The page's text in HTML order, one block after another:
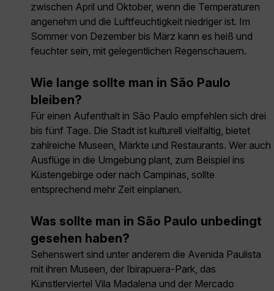
zwischen April und Oktober, wenn die Temperaturen
angenehm und die Luftfeuchtigkeit niedriger ist. Im
Sommer von Dezember bis März kann es heiß und
feuchter sein, mit gelegentlichen Regenschauern.
Wie lange sollte man in São Paulo
bleiben?
Für einen Aufenthalt in São Paulo empfehlen sich drei
bis fünf Tage. Die Stadt ist kulturell vielfältig, bietet
zahlreiche Museen, Märkte und Restaurants. Wer auch
Ausflüge in die Umgebung plant, zum Beispiel ins
Küstengebirge oder nach Campinas, sollte
entsprechend mehr Zeit einplanen.
Was sollte man in São Paulo unbedingt
gesehen haben?
Sehenswert sind unter anderem die Avenida Paulista
mit ihren Museen, der Ibirapuera-Park, das
Künstlerviertel Vila Madalena und der Mercado